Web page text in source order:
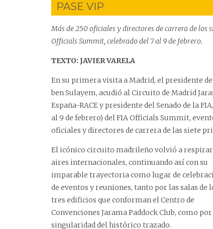
PASE VIP
Más de 250 oficiales y directores de carrera de los
Officials Summit, celebrado del 7 al 9 de febrero.
TEXTO: JAVIER VARELA
En su primera visita a Madrid, el presidente
ben Sulayem, acudió al Circuito de Madrid
España-RACE y presidente del Senado de la
al 9 de febrero) del FIA Officials Summit,
oficiales y directores de carrera de las siete
El icónico circuito madrileño volvió a respirar
aires internacionales, continuando así con su
imparable trayectoria como lugar de
de eventos y reuniones, tanto por las salas de
tres edificios que conforman el Centro de
Convenciones Jarama Paddock Club, como
singularidad del histórico trazado.